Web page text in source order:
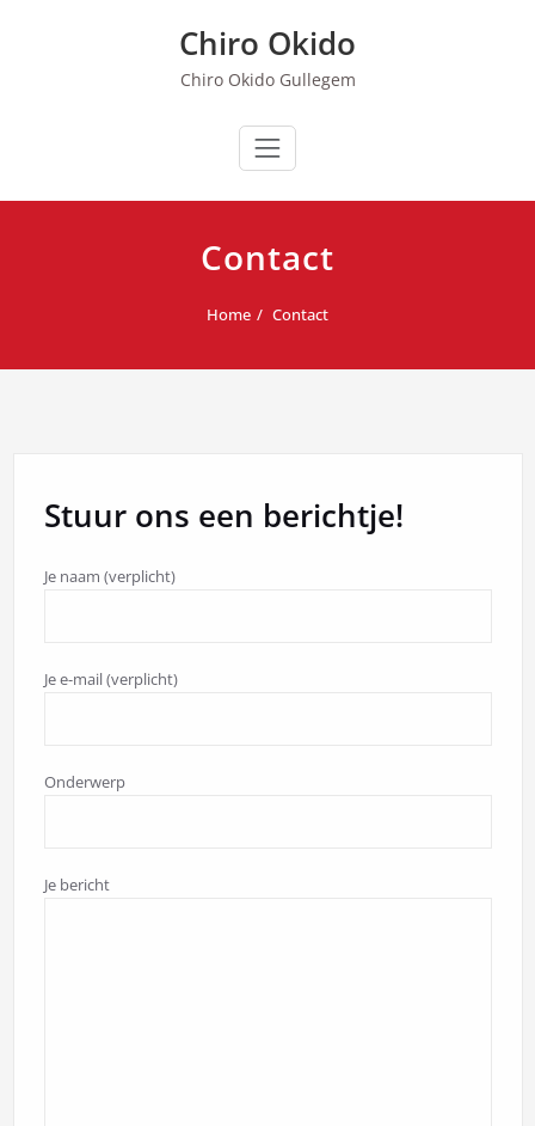
Chiro Okido
Chiro Okido Gullegem
Contact
Home Contact
Stuur ons een berichtje!
Je naam (verplicht)
Je e-mail (verplicht)
Onderwerp
Je bericht